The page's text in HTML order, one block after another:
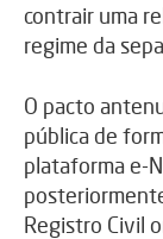
contrair uma
regime da
O pacto
pública de
plataforma e-
Registro Civil